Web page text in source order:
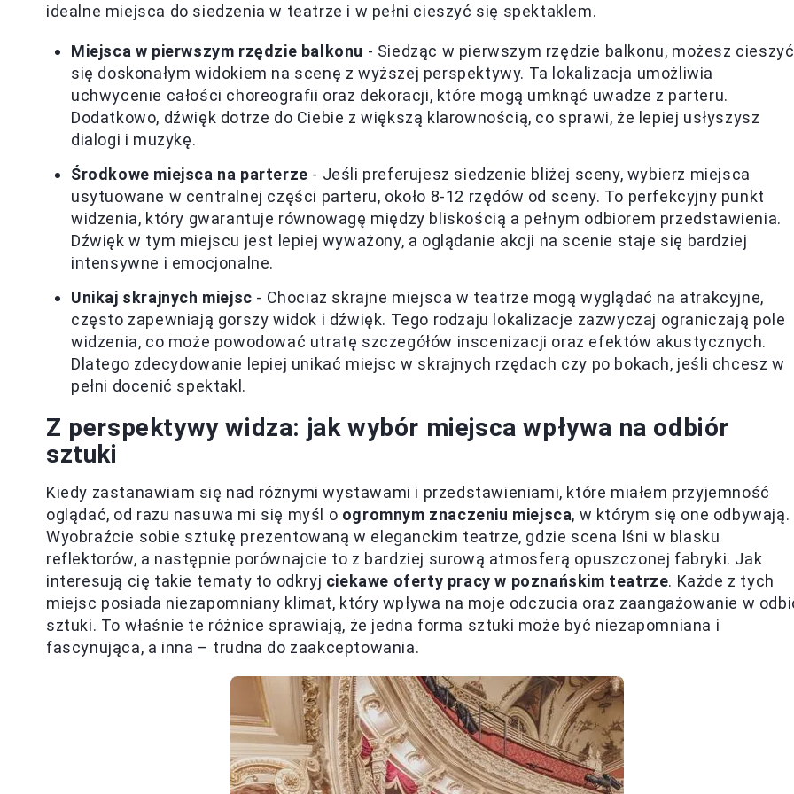
idealne miejsca do siedzenia w teatrze i w pełni cieszyć się spektaklem.
Miejsca w pierwszym rzędzie balkonu - Siedząc w pierwszym rzędzie balkonu, możesz cieszyć
się doskonałym widokiem na scenę z wyższej perspektywy. Ta lokalizacja umożliwia
uchwycenie całości choreografii oraz dekoracji, które mogą umknąć uwadze z parteru.
Dodatkowo, dźwięk dotrze do Ciebie z większą klarownością, co sprawi, że lepiej usłyszysz
dialogi i muzykę.
Środkowe miejsca na parterze - Jeśli preferujesz siedzenie bliżej sceny, wybierz miejsca
usytuowane w centralnej części parteru, około 8-12 rzędów od sceny. To perfekcyjny punkt
widzenia, który gwarantuje równowagę między bliskością a pełnym odbiorem przedstawienia.
Dźwięk w tym miejscu jest lepiej wyważony, a oglądanie akcji na scenie staje się bardziej
intensywne i emocjonalne.
Unikaj skrajnych miejsc - Chociaż skrajne miejsca w teatrze mogą wyglądać na atrakcyjne,
często zapewniają gorszy widok i dźwięk. Tego rodzaju lokalizacje zazwyczaj ograniczają pole
widzenia, co może powodować utratę szczegółów inscenizacji oraz efektów akustycznych.
Dlatego zdecydowanie lepiej unikać miejsc w skrajnych rzędach czy po bokach, jeśli chcesz w
pełni docenić spektakl.
Z perspektywy widza: jak wybór miejsca wpływa na odbiór
sztuki
Kiedy zastanawiam się nad różnymi wystawami i przedstawieniami, które miałem przyjemność
oglądać, od razu nasuwa mi się myśl o ogromnym znaczeniu miejsca, w którym się one odbywają.
Wyobraźcie sobie sztukę prezentowaną w eleganckim teatrze, gdzie scena lśni w blasku
reflektorów, a następnie porównajcie to z bardziej surową atmosferą opuszczonej fabryki. Jak
interesują cię takie tematy to odkryj ciekawe oferty pracy w poznańskim teatrze. Każde z tych
miejsc posiada niezapomniany klimat, który wpływa na moje odczucia oraz zaangażowanie w
sztuki. To właśnie te różnice sprawiają, że jedna forma sztuki może być niezapomniana i
fascynująca, a inna – trudna do zaakceptowania.